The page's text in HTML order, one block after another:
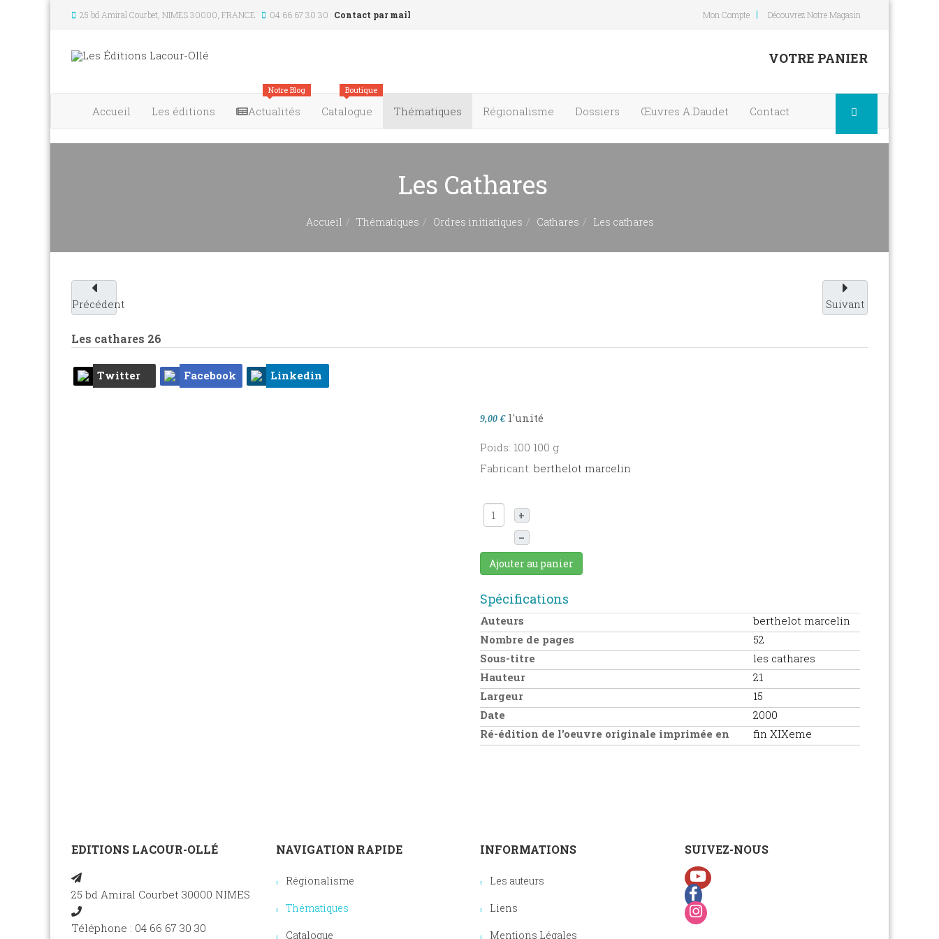
25 bd Amiral Courbet , NIMES30000 FRANCE 04 66 67 30 30 Contact par mail Mon Compte Découvrez Notre Magasin
VOTRE PANIER
Accueil Les éditions Actualités
Notre Blog
Catalogue
Boutique
Thématiques Régionalisme Dossiers Œuvres A.Daudet Contact
Les Cathares
Accueil Thématiques Ordres initiatiques Cathares Les cathares
Précédent Suivant
Les cathares 26
Twitter Facebook Linkedin
9,00 € l'unité
Poids: 100 100 g
Fabricant: berthelot marcelin
+
–
Ajouter au panier
Spécifications
Auteurs
berthelot marcelin
Nombre de pages
52
Sous-titre
les cathares
Hauteur
21
Largeur
15
Date
2000
Ré-édition de l'oeuvre originale imprimée en
fin XIXeme
EDITIONS LACOUR-OLLÉ
25 bd Amiral Courbet 30000 NIMES
Téléphone : 04 66 67 30 30
NAVIGATION RAPIDE
Régionalisme
Thématiques
Catalogue
INFORMATIONS
Les auteurs
Liens
Mentions Légales
SUIVEZ-NOUS